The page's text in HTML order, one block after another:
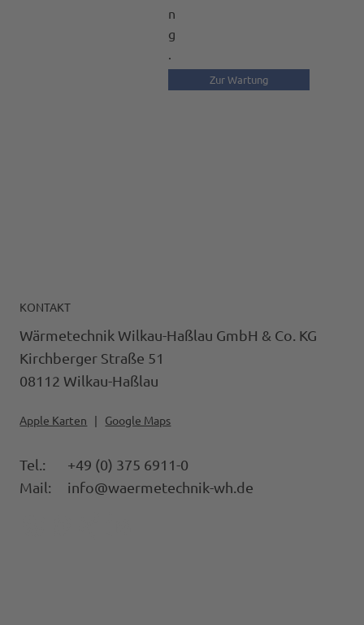
n
g
Zur Wartung
Tel.:
Mail:
+49 (0) 375 6911-0
info@waermetechnik-wh.de
Wärmetechnik Wilkau-Haßlau GmbH & Co. KG
Kirchberger Straße 51
08112 Wilkau-Haßlau
KONTAKT
Apple Karten | Google Maps